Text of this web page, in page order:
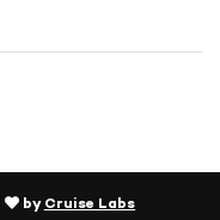
by Cruise Labs